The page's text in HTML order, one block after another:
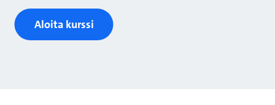
Aloita kurssi